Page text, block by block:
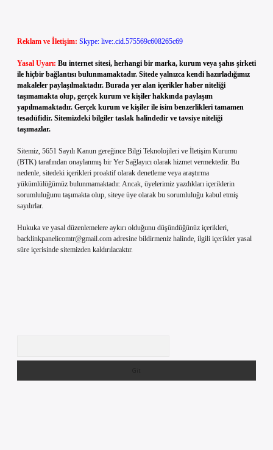
Reklam ve İletişim: Skype: live:.cid.575569c608265c69
Yasal Uyarı: Bu internet sitesi, herhangi bir marka, kurum veya şahıs şirketi
ile hiçbir bağlantısı bulunmamaktadır. Sitede yalnızca kendi hazırladığımız
makaleler paylaşılmaktadır. Burada yer alan içerikler haber niteliği
taşımamakta olup, gerçek kurum ve kişiler hakkında paylaşım
yapılmamaktadır. Gerçek kurum ve kişiler ile isim benzerlikleri tamamen
tesadüfidir. Sitemizdeki bilgiler taslak halindedir ve tavsiye niteliği
taşımazlar.
Sitemiz, 5651 Sayılı Kanun gereğince Bilgi Teknolojileri ve İletişim Kurumu
(BTK) tarafından onaylanmış bir Yer Sağlayıcı olarak hizmet vermektedir. Bu
nedenle, sitedeki içerikleri proaktif olarak denetleme veya araştırma
yükümlülüğümüz bulunmamaktadır. Ancak, üyelerimiz yazdıkları içeriklerin
sorumluluğunu taşımakta olup, siteye üye olarak bu sorumluluğu kabul etmiş
sayılırlar.
Hukuka ve yasal düzenlemelere aykırı olduğunu düşündüğünüz içerikleri,
backlinkpanelicomtr@gmail.com adresine bildirmeniz halinde, ilgili içerikler yasal
süre içerisinde sitemizden kaldırılacaktır.